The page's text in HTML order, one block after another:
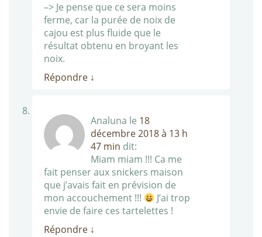
–> Je pense que ce sera moins
ferme, car la purée de noix de
cajou est plus fluide que le
résultat obtenu en broyant les
noix.
Répondre ↓
Analuna le 18
décembre 2018 à 13 h
47 min dit:
Miam miam !!! Ca me
fait penser aux snickers maison
que j’avais fait en prévision de
mon accouchement !!!
J’ai trop
envie de faire ces tartelettes !
Répondre ↓